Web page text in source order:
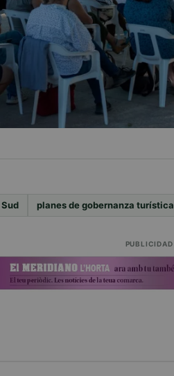
planes de gobernanza turística
PUBLICIDAD